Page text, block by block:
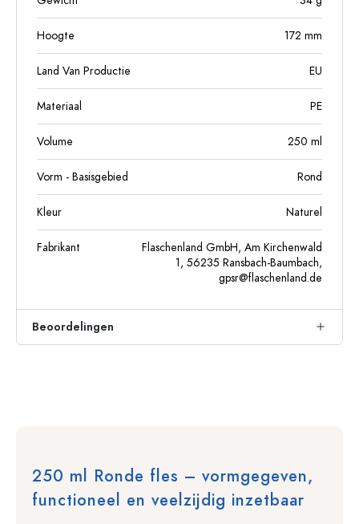
Hoogte 172 mm
Land Van Productie EU
Materiaal PE
Volume 250 ml
Vorm - Basisgebied Rond
Kleur Naturel
Fabrikant
Flaschenland GmbH, Am Kirchenwald
1, 56235 Ransbach-Baumbach,
gpsr@flaschenland.de
Beoordelingen
250 ml Ronde fles – vormgegeven,
functioneel en veelzijdig inzetbaar